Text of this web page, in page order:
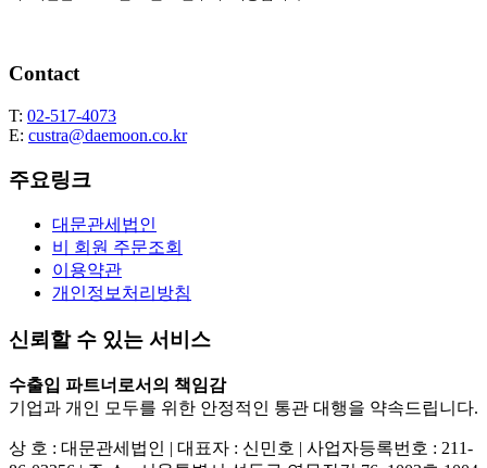
Contact
T: 02-517-4073
E: custra@daemoon.co.kr
주요링크
대문관세법인
비 회원 주문조회
이용약관
개인정보처리방침
신뢰할 수 있는 서비스
수출입 파트너로서의 책임감
기업과 개인 모두를 위한 안정적인 통관 대행을 약속드립니다.
상 호 : 대문관세법인 | 대표자 : 신민호 | 사업자등록번호 : 211-